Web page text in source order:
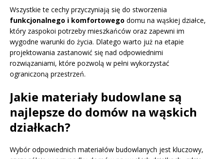
Wszystkie te cechy przyczyniają się do stworzenia
funkcjonalnego i komfortowego domu na wąskiej działce,
który zaspokoi potrzeby mieszkańców oraz zapewni im
wygodne warunki do życia. Dlatego warto już na etapie
projektowania zastanowić się nad odpowiednimi
rozwiązaniami, które pozwolą w pełni wykorzystać
ograniczoną przestrzeń.
Jakie materiały budowlane są
najlepsze do domów na wąskich
działkach?
Wybór odpowiednich materiałów budowlanych jest kluczowy,